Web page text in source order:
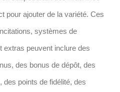
pour ajouter de la variété. Ces
systèmes de
extras peuvent inclure des
des bonus de dépôt, des
points de fidélité, des